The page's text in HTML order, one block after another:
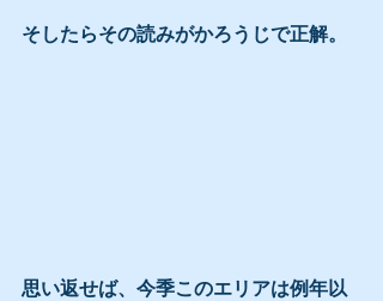
そしたらその読みがかろうじで正解。
思い返せば、今季このエリアは例年以